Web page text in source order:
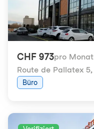
CHF 973pro Monat
Route de Pallatex 5,
Büro